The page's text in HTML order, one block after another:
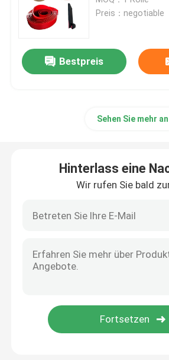
keramische
Förderer-Flaschenzug-
Förderer-Auswirkungs-Stangen
Fördererauswirkungsbett
Polyurethanblatt
Keramische Abnutzungs-Fliesen
Preis：negotiable
Bestpreis
Sehen Sie mehr an
Hinterlass eine
Wir rufen Sie bald